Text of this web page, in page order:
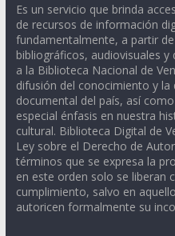
Es un servicio que brinda
de recursos de información
fundamentalmente, a partir
bibliográficos, audiovisuales
a la Biblioteca Nacional de
difusión del conocimiento y
documental del país, así
especial énfasis en nuestra
cultural. Biblioteca Digital de
Ley sobre el Derecho de
términos que se expresa la
en este orden solo se liberan
cumplimiento, salvo en
autoricen formalmente su